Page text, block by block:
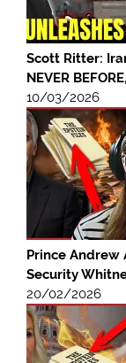
Scott Ritter:
NEVER
10/03/2026
Prince Andrew
Security
20/02/2026